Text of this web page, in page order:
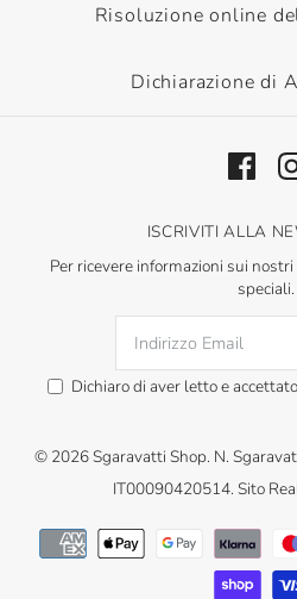
Risoluzione online
Dichiarazione di
ISCRIVITI ALLA
Per ricevere informazioni sui
speciali.
Dichiaro di aver letto e accettato
© 2026Sgaravatti Shop. N.
IT00090420514. Sito